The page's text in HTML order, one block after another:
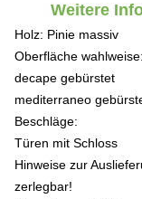
Weitere
Holz: Pinie massiv
Oberfläche wahlweise:
decape gebürstet
mediterraneo
Beschläge:
Türen mit Schloss
Hinweise zur
zerlegbar!